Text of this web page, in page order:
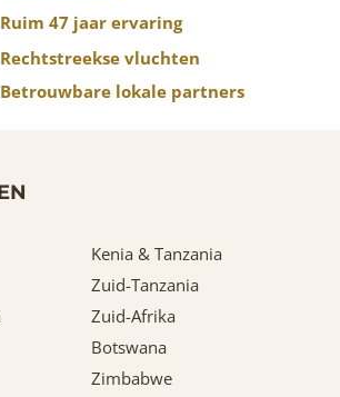
Ruim 47 jaar ervaring
Rechtstreekse vluchten
Betrouwbare lokale partners
Kenia & Tanzania
Zuid-Tanzania
Zuid-Afrika
Botswana
Zimbabwe